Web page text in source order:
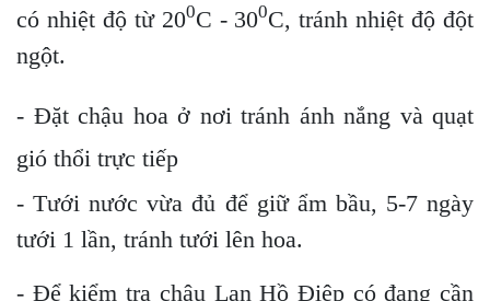
có nhiệt độ từ 200C - 300C, tránh nhiệt độ đột
ngột.
- Đặt chậu hoa ở nơi tránh ánh nắng và quạt
gió thổi trực tiếp
- Tưới nước vừa đủ để giữ ẩm bầu, 5-7 ngày
tưới 1 lần, tránh tưới lên hoa.
- Để kiểm tra chậu Lan Hồ Điệp có đang cần